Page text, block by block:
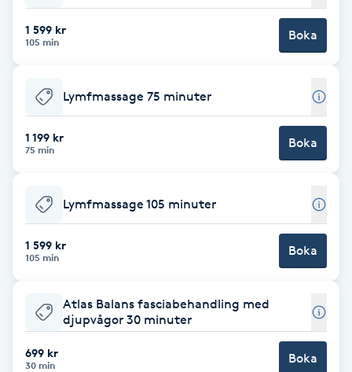
Coachning
Color correction
Damklippning
1 599 kr
105 min Boka
Lymfmassage 75 minuter
1 199 kr
75 min Boka
Lymfmassage 105 minuter
1 599 kr
105 min Boka
Atlas Balans fasciabehandling med
djupvågor 30 minuter
699 kr
30 min Boka